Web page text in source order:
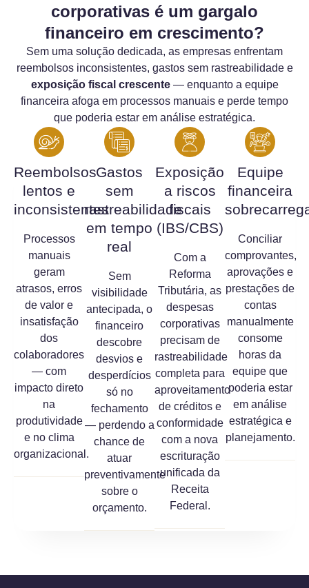
corporativas é um gargalo
financeiro em crescimento?
Sem uma solução dedicada, as empresas enfrentam
reembolsos inconsistentes, gastos sem rastreabilidade e
exposição fiscal crescente— enquanto a equipe
financeira afoga em processos manuais e perde tempo
que poderia estar em análise estratégica.
Reembolsos
lentos e
inconsistentes
Processos
manuais
geram
atrasos, erros
de valor e
insatisfação
dos
colaboradores
— com
impacto direto
na
produtividade
e no clima
organizacional.
Gastos
sem
rastreabilidade
em tempo
real
Sem
visibilidade
antecipada, o
financeiro
descobre
desvios e
desperdícios
só no
fechamento
— perdendo a
chance de
atuar
preventivamente
sobre o
orçamento.
Exposição
a riscos
fiscais
(IBS/CBS)
Com a
Reforma
Tributária, as
despesas
corporativas
precisam de
rastreabilidade
completa para
aproveitamento
de créditos e
conformidade
com a nova
escrituração
unificada da
Receita
Federal.
Equipe
financeira
Conciliar
comprovantes,
aprovações e
prestações de
contas
manualmente
consome
horas da
equipe que
poderia estar
em análise
estratégica e
planejamento.